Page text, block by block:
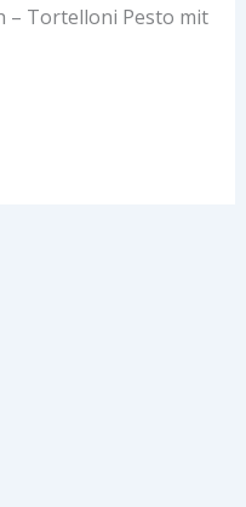
– Tortelloni Pesto mit